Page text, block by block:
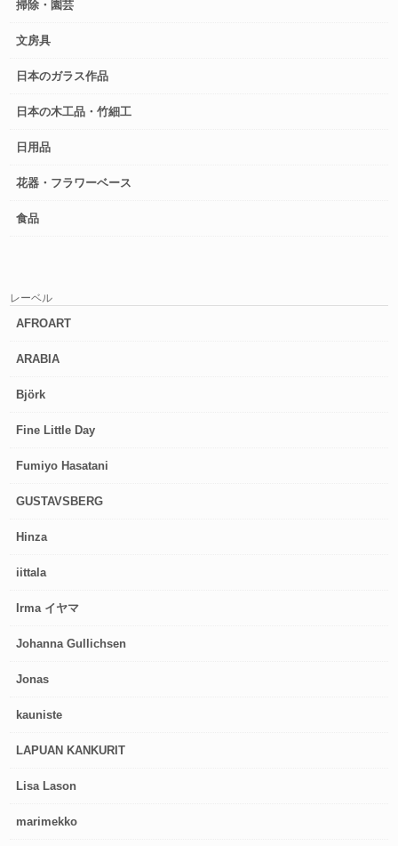
掃除・園芸
文房具
日本のガラス作品
日本の木工品・竹細工
日用品
花器・フラワーベース
食品
レーベル
AFROART
ARABIA
Björk
Fine Little Day
Fumiyo Hasatani
GUSTAVSBERG
Hinza
iittala
Irma イヤマ
Johanna Gullichsen
Jonas
kauniste
LAPUAN KANKURIT
Lisa Lason
marimekko